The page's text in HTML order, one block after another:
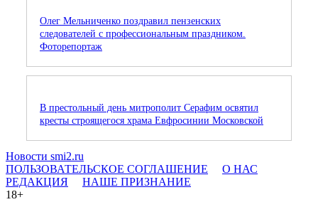
Олег Мельниченко поздравил пензенских
следователей с профессиональным праздником.
Фоторепортаж
В престольный день митрополит Серафим освятил
кресты строящегося храма Евфросинии Московской
Новости smi2.ru
ПОЛЬЗОВАТЕЛЬСКОЕ СОГЛАШЕНИЕ
О НАС
РЕДАКЦИЯ
НАШЕ ПРИЗНАНИЕ
18+